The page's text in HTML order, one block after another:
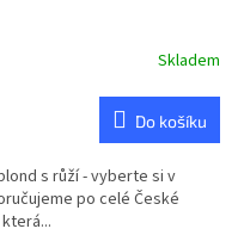
Skladem
Do košíku
s růží - vyberte si v
po celé České